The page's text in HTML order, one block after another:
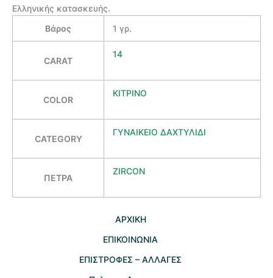
Ελληνικής κατασκευής.
Βάρος
1 γρ.
CARAT
14
COLOR
ΚΙΤΡΙΝΟ
CATEGORY
ΓΥΝΑΙΚΕΙΟ ΔΑΧΤΥΛΙΔΙ
ΠΕΤΡΑ
ZIRCON
AΡΧΙΚΗ
ΕΠΙΚΟΙΝΩΝΙΑ
EΠΙΣΤΡΟΦΕΣ – ΑΛΛΑΓΕΣ